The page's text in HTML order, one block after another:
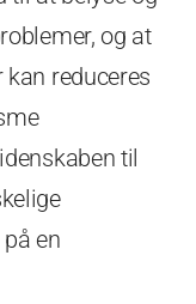
og at
reduceres
til
en